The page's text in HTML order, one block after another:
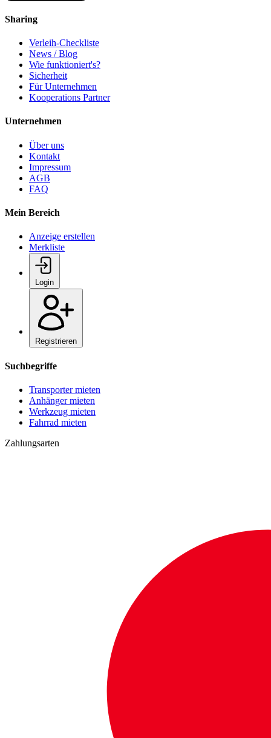
Sharing
Verleih-Checkliste
News / Blog
Wie funktioniert's?
Sicherheit
Für Unternehmen
Kooperations Partner
Unternehmen
Über uns
Kontakt
Impressum
AGB
FAQ
Mein Bereich
Anzeige erstellen
Merkliste
Login
Registrieren
Suchbegriffe
Transporter mieten
Anhänger mieten
Werkzeug mieten
Fahrrad mieten
Zahlungsarten